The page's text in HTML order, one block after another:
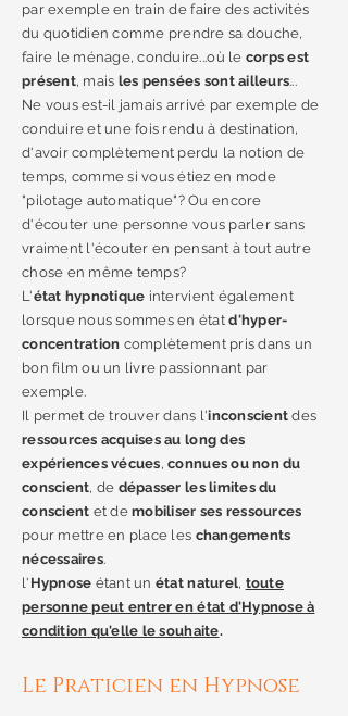
par exemple en train de faire des activités
du quotidien comme prendre sa douche,
faire le ménage, conduire...où le corps est
présent, mais les pensées sont ailleurs...
Ne vous est-il jamais arrivé par exemple de
conduire et une fois rendu à destination,
d'avoir complètement perdu la notion de
temps, comme si vous étiez en mode
"pilotage automatique"? Ou encore
d'écouter une personne vous parler sans
vraiment l'écouter en pensant à tout autre
chose en même temps?
L'état hypnotique intervient également
lorsque nous sommes en étatd'hyper-
concentration complètement pris dans un
bon film ou un livre passionnant par
exemple.
Il permet de trouver dans l'inconscient des
ressources acquises au long des
expériences vécues,connues ou non du
conscient, de dépasser les limites du
conscient et demobiliser ses ressources
pour mettre en place les changements
nécessaires.
l' Hypnose étant un état naturel, toute
personne peut entrer en état d'Hypnose à
condition qu'elle le souhaite.
Le Praticien en Hypnose